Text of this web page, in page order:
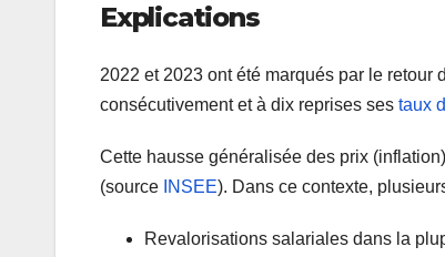
Explications
2022 et 2023 ont été marqués par le retour
consécutivement et à dix reprises ses taux
Cette hausse généralisée des prix
(source INSEE). Dans ce contexte,
Revalorisations salariales dans la